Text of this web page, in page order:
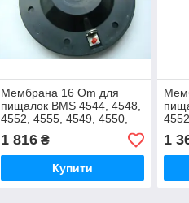
Мембрана 16 Om для
пищалок BMS 4544, 4548,
4552, 4555, 4549, 4550,
Beyma
1 816₴
Купити
1